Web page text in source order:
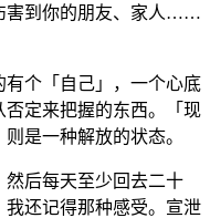
害到你的朋友、家人……
有个「自己」，一个心底
定来把握的东西。「现
是一种解放的状态。
后每天至少回去二十
还记得那种感受。宣泄